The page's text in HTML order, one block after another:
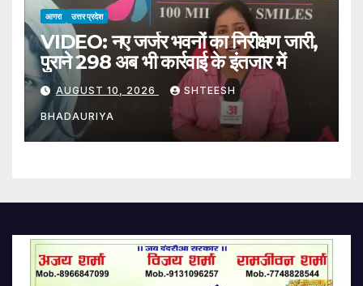
आगरा उत्तर प्रदेश
VIDEO: नए जर्जर भवनों का निरीक्षण जारी,
पुराने 298 अब भी कार्रवाई के इंतजार में
AUGUST 10, 2026 SHTEESH
BHADAURIYA